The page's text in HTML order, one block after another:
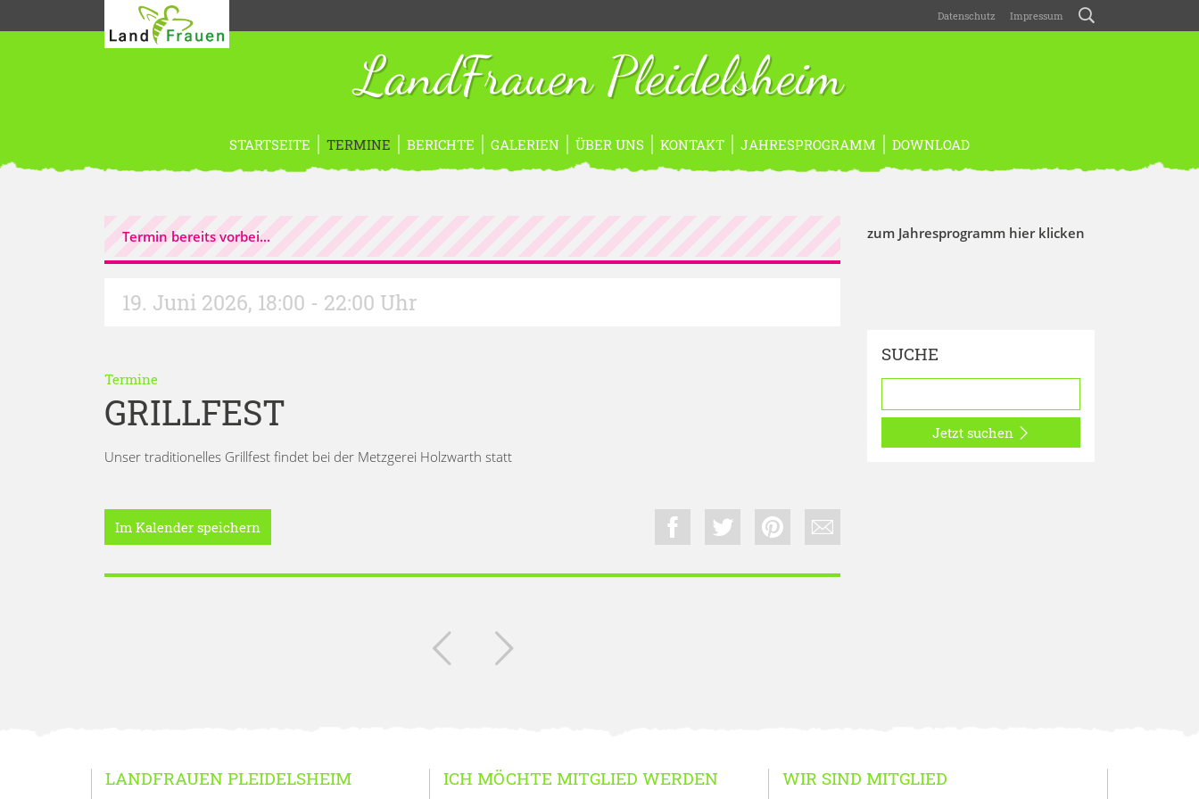
Datenschutz Impressum
LandFrauen Pleidelsheim
STARTSEITE TERMINE BERICHTE GALERIEN ÜBER UNS KONTAKT JAHRESPROGRAMM DOWNLOAD
Termin bereits vorbei...
19. Juni 2026, 18:00 - 22:00 Uhr
Termine
GRILLFEST
Unser traditionelles Grillfest findet bei der Metzgerei Holzwarth statt
Im Kalender speichern
zum Jahresprogramm hier klicken
SUCHE
Jetzt suchen
LANDFRAUEN PLEIDELSHEIM ICH MÖCHTE MITGLIED WERDEN WIR SIND MITGLIED